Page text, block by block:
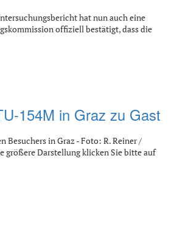
hat nun auch eine
offiziell bestätigt, dass die
154M in Graz zu Gast
Besuchers in Graz - Foto: R. Reiner /
größere Darstellung klicken Sie bitte auf